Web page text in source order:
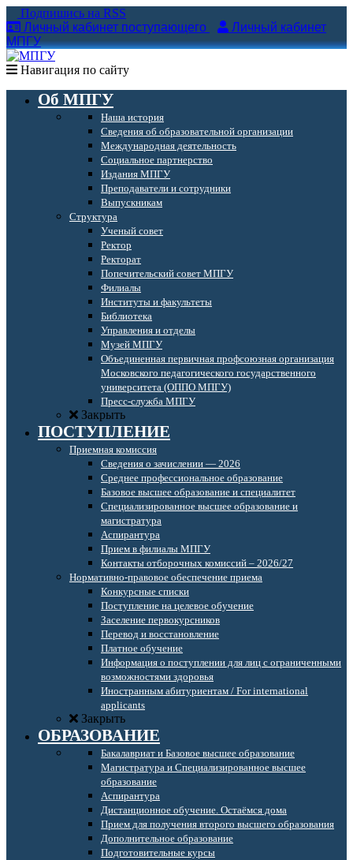
Подпишись на RSS
Личный кабинет поступающего
Личный кабинет
МПГУ
Навигация по сайту
Об МПГУ
Наша история
Сведения об образовательной организации
Международная деятельность
Социальное партнерство
Издания МПГУ
Преподаватели и сотрудники
Выпускникам
Структура
Ученый совет
Ректор
Ректорат
Попечительский совет МПГУ
Филиалы
Институты и факультеты
Библиотека
Управления и отделы
Музей МПГУ
Объединенная первичная профсоюзная организация
Московского педагогического государственного
университета (ОППО МПГУ)
Пресс-служба МПГУ
Закрыть
ПОСТУПЛЕНИЕ
Приемная комиссия
Сведения о зачислении — 2026
Среднее профессиональное образование
Базовое высшее образование и специалитет
Специализированное высшее образование и
магистратура
Аспирантура
Прием в филиалы МПГУ
Контакты отборочных комиссий – 2026/27
Нормативно-правовое обеспечение приема
Конкурсные списки
Поступление на целевое обучение
Заселение первокурсников
Перевод и восстановление
Платное обучение
Информация о поступлении для лиц с ограниченными
возможностями здоровья
Иностранным абитуриентам / For international
applicants
Закрыть
ОБРАЗОВАНИЕ
Бакалавриат и Базовое высшее образование
Магистратура и Специализированное высшее
образование
Аспирантура
Дистанционное обучение. Остаёмся дома
Прием для получения второго высшего образования
Дополнительное образование
Подготовительные курсы